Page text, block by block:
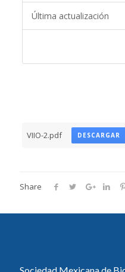
Última actualización
VIIO-2.pdf DESCARGAR
Share